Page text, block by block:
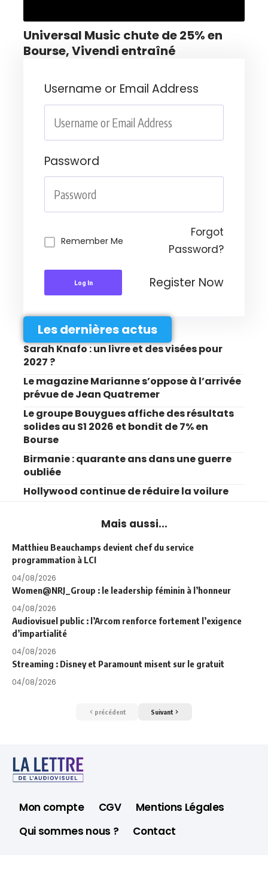
Universal Music chute de 25% en
Bourse, Vivendi entraîné
Username or Email Address
Password
Remember Me
Forgot
Password?
Log In Register Now
Les dernières actus
Sarah Knafo : un livre et des visées pour
2027 ?
Le magazine Marianne s’oppose à l’arrivée
prévue de Jean Quatremer
Le groupe Bouygues affiche des résultats
solides au S1 2026 et bondit de 7% en
Bourse
Birmanie : quarante ans dans une guerre
oubliée
Hollywood continue de réduire la voilure
Mais aussi...
Matthieu Beauchamps devient chef du service
programmation à LCI
04/08/2026
Women@NRJ_Group : le leadership féminin à l’honneur
04/08/2026
Audiovisuel public : l’Arcom renforce fortement l’exigence
d’impartialité
04/08/2026
Streaming : Disney et Paramount misent sur le gratuit
04/08/2026
précédent Suivant
Mon compte CGV
Mentions Légales
Qui sommes nous ?
Contact